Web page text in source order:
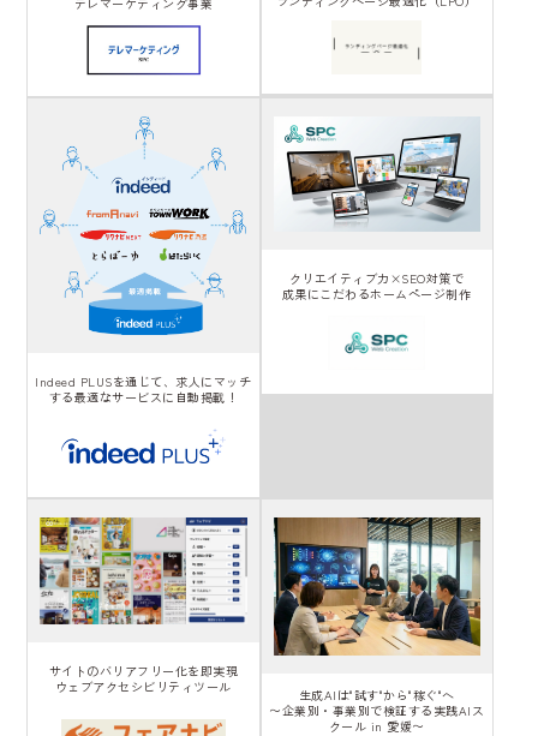
Indeed PLUSを通じて、求人にマッチ
する最適なサービスに自動掲載！
クリエイティブ力×SEO対策で
成果にこだわるホームページ制作
サイトのバリアフリー化を即実現
ウェブアクセシビリティツール
生成AIは"試す"から"稼ぐ"へ
〜企業別・事業別で検証する実践AIス
クール in 愛媛〜